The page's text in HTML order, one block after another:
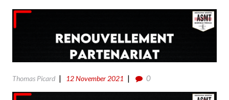
Thomas Picard 12 November 2021 0